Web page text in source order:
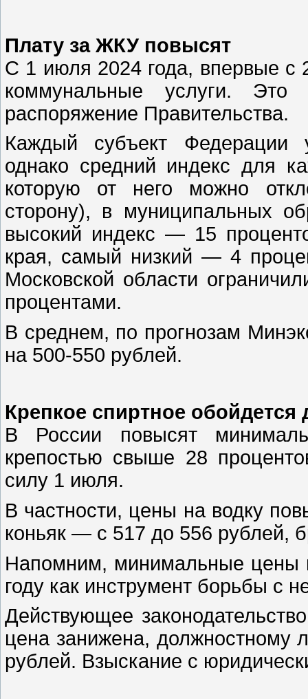
Плату за ЖКУ повысят
С 1 июля 2024 года, впервые
коммунальные услуги. Это
распоряжение Правительства.
Каждый субъект Федерации
однако средний индекс для
которую от него можно
сторону), в муниципальных
высокий индекс — 15
края, самый низкий — 4
Московской области
процентами.
В среднем, по прогнозам
на 500-550 рублей.
Крепкое спиртное обойдется
В России повысят
крепостью свыше 28
силу 1 июля.
В частности, цены на водку
коньяк — с 517 до 556 рублей,
Напомним, минимальные цены
году как инструмент борьбы с
Действующее
цена занижена, должностному
рублей. Взыскание с